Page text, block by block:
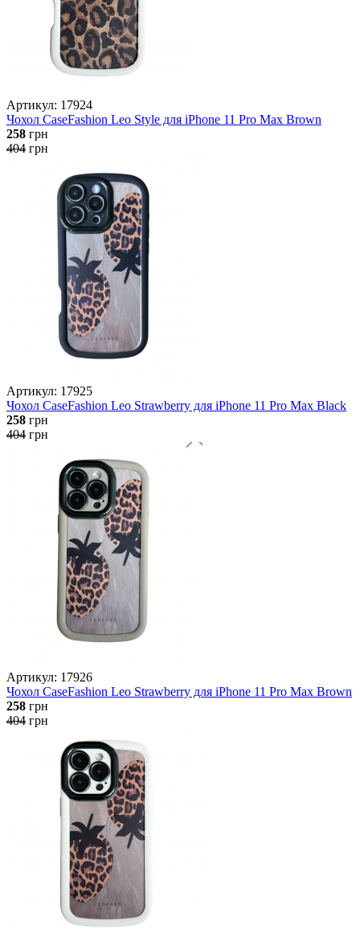
Артикул: 17924
Чохол CaseFashion Leo Style для iPhone 11 Pro Max Brown
258 грн
404 грн
Артикул: 17925
Чохол CaseFashion Leo Strawberry для iPhone 11 Pro Max Black
258 грн
404 грн
Артикул: 17926
Чохол CaseFashion Leo Strawberry для iPhone 11 Pro Max Brown
258 грн
404 грн